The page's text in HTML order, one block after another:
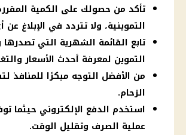
تأكد من حصولك على الكمية
التموينية، ولا تتردد في الإبلاغ
تابع القائمة الشهرية التي تصدرها
التموين لمعرفة أحدث الأسعار
من الأفضل التوجه مبكرًا للمنافذ
الزحام.
استخدم الدفع الإلكتروني حيثما
عملية الصرف وتقليل الوقت.